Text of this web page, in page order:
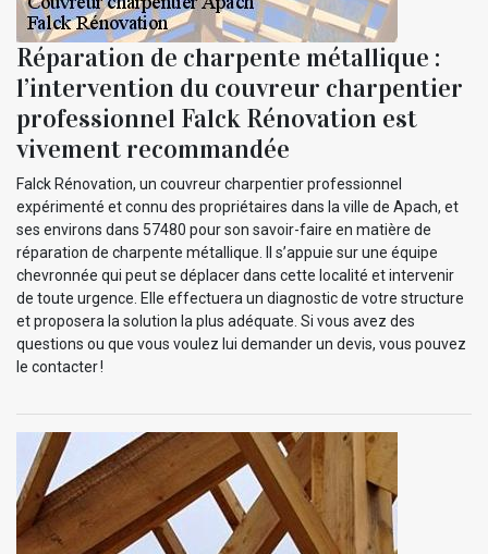
Réparation de charpente métallique :
l’intervention du couvreur charpentier
professionnel Falck Rénovation est
vivement recommandée
Falck Rénovation, un couvreur charpentier professionnel
expérimenté et connu des propriétaires dans la ville de Apach, et
ses environs dans 57480 pour son savoir-faire en matière de
réparation de charpente métallique. Il s’appuie sur une équipe
chevronnée qui peut se déplacer dans cette localité et intervenir
de toute urgence. Elle effectuera un diagnostic de votre structure
et proposera la solution la plus adéquate. Si vous avez des
questions ou que vous voulez lui demander un devis, vous pouvez
le contacter !